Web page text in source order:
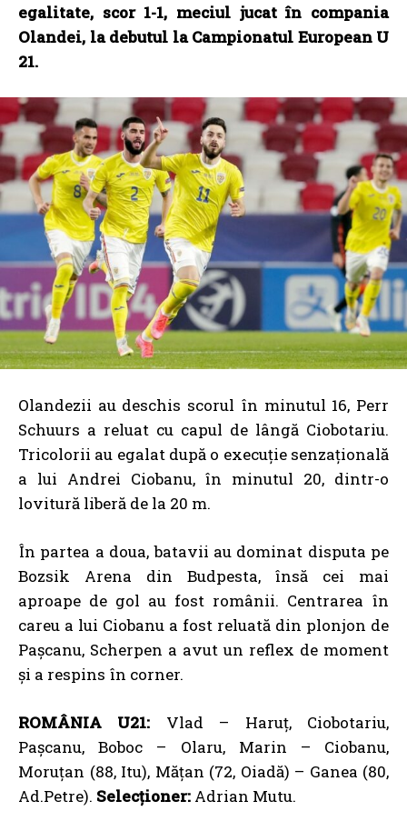
egalitate, scor 1-1, meciul jucat în compania
Olandei, la debutul la Campionatul European U
21.
Olandezii au deschis scorul în minutul 16, Perr
Schuurs a reluat cu capul de lângă Ciobotariu.
Tricolorii au egalat după o execuție senzațională
a lui Andrei Ciobanu, în minutul 20, dintr-o
lovitură liberă de la 20 m.
În partea a doua, batavii au dominat disputa pe
Bozsik Arena din Budpesta, însă cei mai
aproape de gol au fost românii. Centrarea în
careu a lui Ciobanu a fost reluată din plonjon de
Pașcanu, Scherpen a avut un reflex de moment
și a respins în corner.
ROMÂNIA U21: Vlad – Haruț, Ciobotariu,
Pașcanu, Boboc – Olaru, Marin – Ciobanu,
Moruțan (88, Itu), Mățan (72, Oiadă) – Ganea (80,
Ad.Petre). Selecționer: Adrian Mutu.